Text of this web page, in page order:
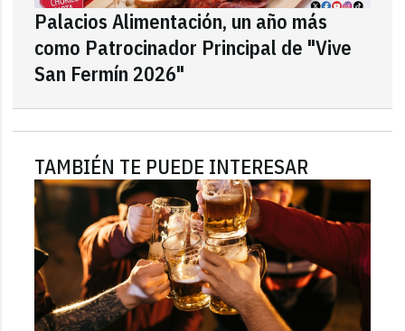
Palacios Alimentación, un año más
como Patrocinador Principal de "Vive
San Fermín 2026"
TAMBIÉN TE PUEDE INTERESAR